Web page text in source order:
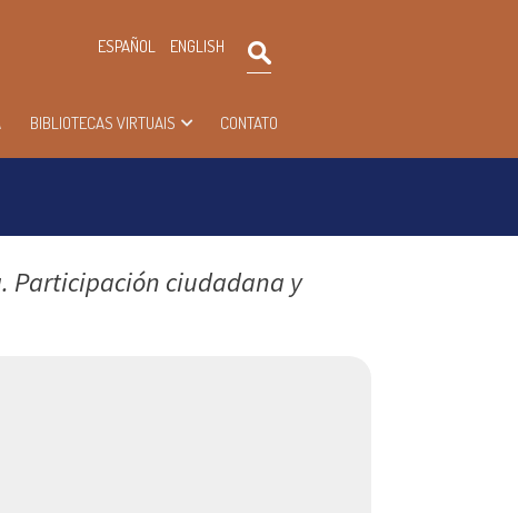
ESPAÑOL ENGLISH
BIBLIOTECAS VIRTUAIS CONTATO
Participación ciudadana y